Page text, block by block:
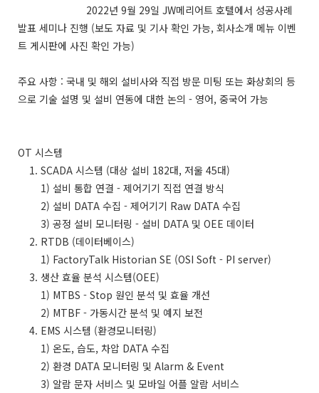
2022년 9월 29일 JW메리어트 호텔에서 성공사례
발표 세미나 진행 (보도 자료 및 기사 확인 가능, 회사소개 메뉴 이벤
트 게시판에 사진 확인 가능)
주요 사항 : 국내 및 해외 설비사와 직접 방문 미팅 또는 화상회의 등
으로 기술 설명 및 설비 연동에 대한 논의 - 영어, 중국어 가능
OT 시스템
1. SCADA 시스템 (대상 설비 182대, 저울 45대)
1) 설비 통합 연결 - 제어기기 직접 연결 방식
2) 설비 DATA 수집 - 제어기기 Raw DATA 수집
3) 공정 설비 모니터링 - 설비 DATA 및 OEE 데이터
2. RTDB (데이터베이스)
1) FactoryTalk Historian SE (OSI Soft - PI server)
3. 생산 효율 분석 시스템(OEE)
1) MTBS - Stop 원인 분석 및 효율 개선
2) MTBF - 가동시간 분석 및 예지 보전
4. EMS 시스템 (환경모니터링)
1) 온도, 습도, 차압 DATA 수집
2) 환경 DATA 모니터링 및 Alarm & Event
3) 알람 문자 서비스 및 모바일 어플 알람 서비스